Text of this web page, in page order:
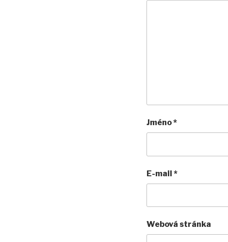
Jméno*
E-mail *
Webová stránka